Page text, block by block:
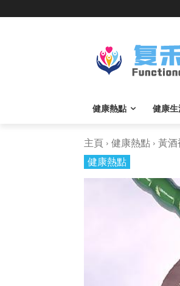
健康熱點 健康
主頁 健康熱點 黃酒
健康熱點